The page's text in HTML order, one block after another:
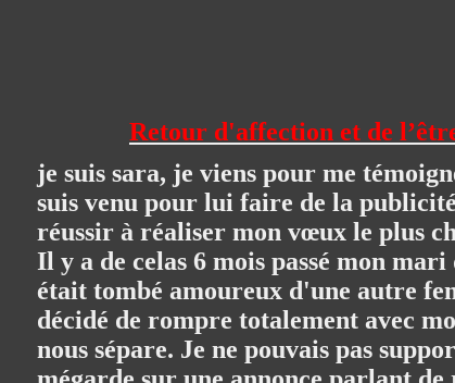
Retour d'affection et de
je suis sara, je viens pour me
suis venu pour lui faire de la
réussir à réaliser mon vœux le plus
Il y a de celas 6 mois passé mon
était tombé amoureux d'une autre
décidé de rompre totalement avec
nous sépare. Je ne pouvais pas